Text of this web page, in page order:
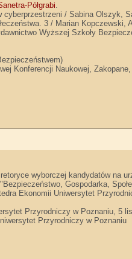
Półgrabi.
/ Sabina Olszyk,
3 / Marian Kopczewski,
Wyższej Szkoły
Konferencji Naukowej,
wyborczej kandydatów na
Gospodarka,
Ekonomii Uniwersytet
Przyrodniczy w Poznaniu, 5
Przyrodniczy w Poznaniu